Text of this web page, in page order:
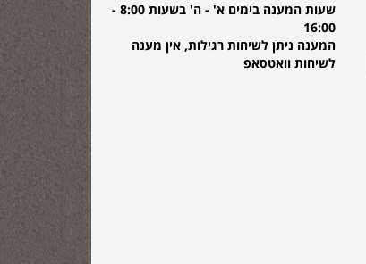
שעות המענה בימים א' - ה' בשעות 8:00 -
16:00
המענה ניתן לשיחות רגילות, אין מענה
לשיחות וואטסאפ